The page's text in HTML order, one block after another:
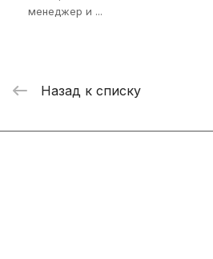
менеджер и ...
Назад к списку